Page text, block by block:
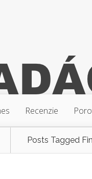
Recenzie
Posts Tagged